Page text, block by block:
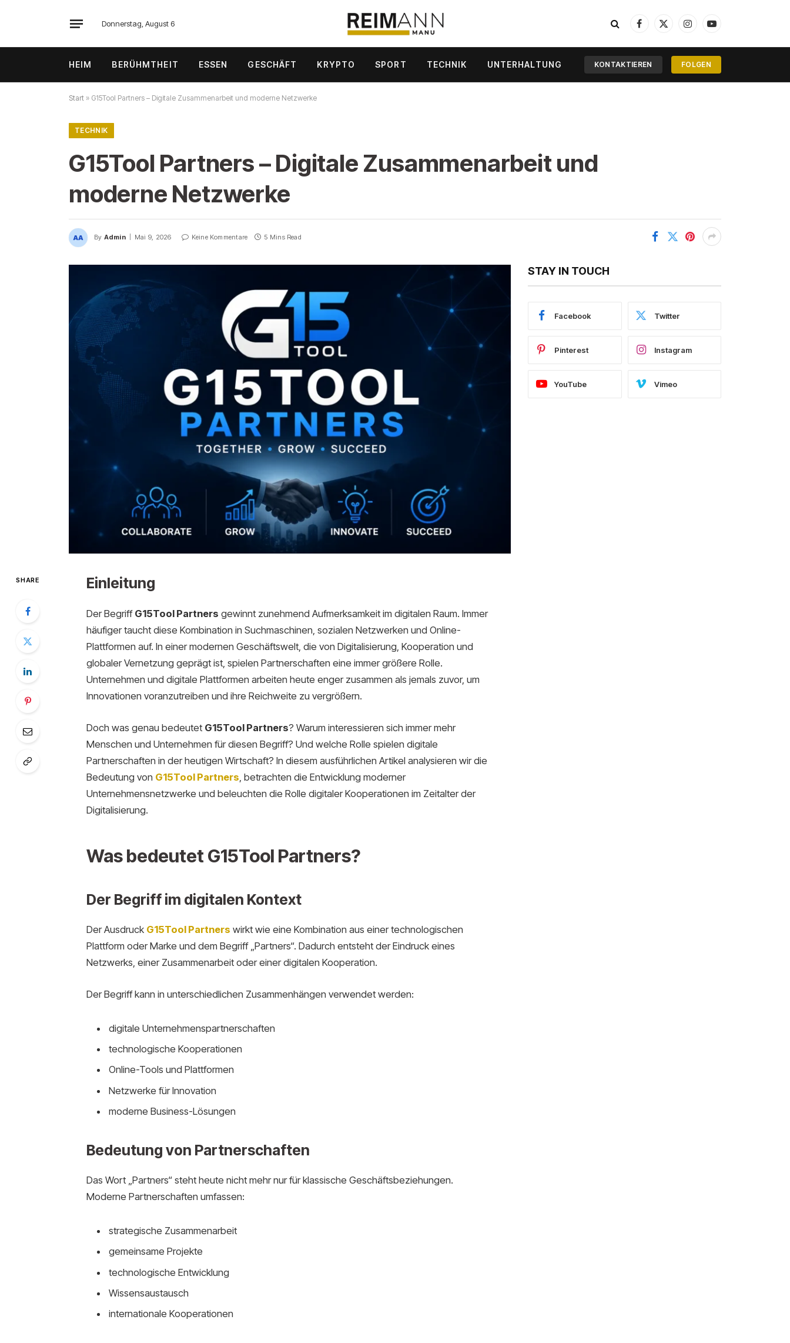
Donnerstag, August 6
Facebook
X
InstagramYouTube
HEIM BERÜHMTHEIT ESSEN GESCHÄFT KRYPTO SPORT TECHNIK UNTERHALTUNG KONTAKTIEREN FOLGEN
Start » G15Tool Partners – Digitale Zusammenarbeit und moderne Netzwerke
TECHNIK
G15Tool Partners – Digitale Zusammenarbeit und
moderne Netzwerke
By Admin Mai 9, 2026 Keine Kommentare 5 Mins Read
SHARE Einleitung
Der Begriff G15Tool Partners gewinnt zunehmend Aufmerksamkeit im digitalen Raum. Immer
häufiger taucht diese Kombination in Suchmaschinen, sozialen Netzwerken und Online-
Plattformen auf. In einer modernen Geschäftswelt, die von Digitalisierung, Kooperation und
globaler Vernetzung geprägt ist, spielen Partnerschaften eine immer größere Rolle.
Unternehmen und digitale Plattformen arbeiten heute enger zusammen als jemals zuvor, um
Innovationen voranzutreiben und ihre Reichweite zu vergrößern.
Doch was genau bedeutet G15Tool Partners? Warum interessieren sich immer mehr
Menschen und Unternehmen für diesen Begriff? Und welche Rolle spielen digitale
Partnerschaften in der heutigen Wirtschaft? In diesem ausführlichen Artikel analysieren wir die
Bedeutung von G15Tool Partners , betrachten die Entwicklung moderner
Unternehmensnetzwerke und beleuchten die Rolle digitaler Kooperationen im Zeitalter der
Digitalisierung.
Was bedeutet G15Tool Partners?
Der Begriff im digitalen Kontext
Der Ausdruck G15Tool Partners wirkt wie eine Kombination aus einer technologischen
Plattform oder Marke und dem Begriff „Partners“. Dadurch entsteht der Eindruck eines
Netzwerks, einer Zusammenarbeit oder einer digitalen Kooperation.
Der Begriff kann in unterschiedlichen Zusammenhängen verwendet werden:
digitale Unternehmenspartnerschaften
technologische Kooperationen
Online-Tools und Plattformen
Netzwerke für Innovation
moderne Business-Lösungen
Bedeutung von Partnerschaften
Das Wort „Partners“ steht heute nicht mehr nur für klassische Geschäftsbeziehungen.
Moderne Partnerschaften umfassen:
strategische Zusammenarbeit
gemeinsame Projekte
technologische Entwicklung
Wissensaustausch
internationale Kooperationen
STAY IN TOUCH
Facebook Twitter
Pinterest Instagram
YouTube Vimeo